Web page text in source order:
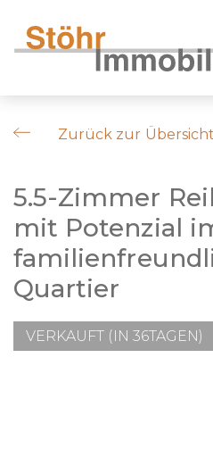
Zurück zur Übersicht
5.5-Zimmer
mit Potenzial
Quartier
VERKAUFT (IN 36TAGEN)